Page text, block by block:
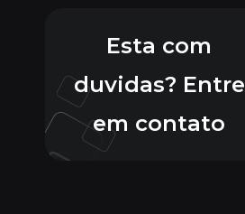
Esta com
duvidas? Entre
em contato